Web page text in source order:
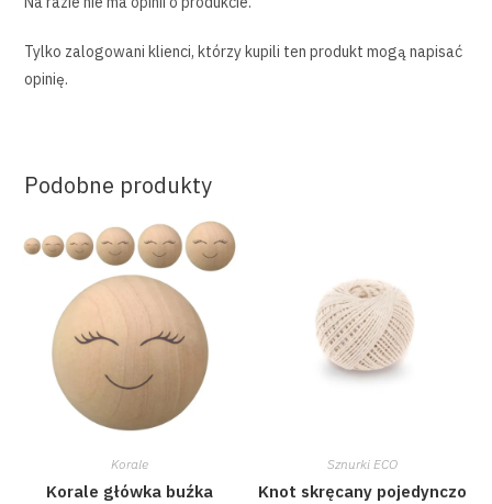
Tylko zalogowani klienci, którzy kupili ten produkt mogą napisać
opinię.
Podobne produkty
Korale
Korale główka buźka
Sznurki ECO
Knot skręcany pojedynczo